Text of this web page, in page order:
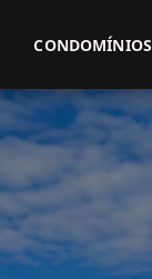
CONDOMÍNIOS